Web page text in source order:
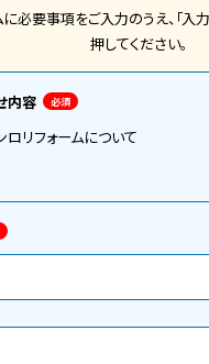
必要事項をご入力のうえ、「入
押してください。
内容 必須
ロリフォームについて